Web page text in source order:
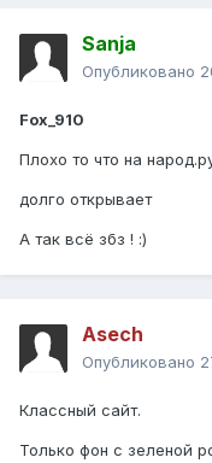
Sanja
Опубликовано
Fox_910
Плохо то что на
долго открывает
А так всё збз ! :)
Asech
Опубликовано
Классный сайт.
Только фон с зеленой